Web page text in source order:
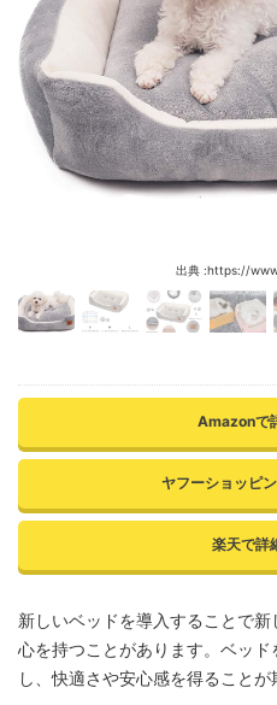
出典 :https://
Amazonで
ヤフーショッピ
楽天で詳
新しいベッドを導入することで
心を持つことがあります。ベッ
し、快適さや安心感を得ることが